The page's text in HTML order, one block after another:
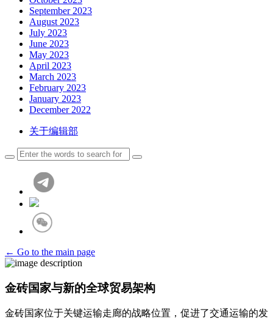
September 2023
August 2023
July 2023
June 2023
May 2023
April 2023
March 2023
February 2023
January 2023
December 2022
关于编辑部
← Go to the main page
金砖国家与新的全球贸易架构
金砖国家位于关键运输走廊的战略位置，促进了交通运输的发